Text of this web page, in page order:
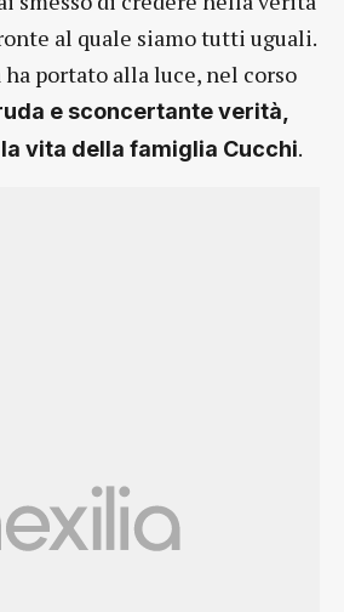
al quale siamo tutti uguali.
portato alla luce, nel corso
e sconcertante verità,
vita della famiglia Cucchi.